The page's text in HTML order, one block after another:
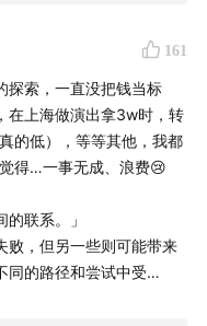
161
探索，一直没把钱当标
在上海做演出拿3w时，转
的低），等等其他，我都
得…一事无成、浪费😢
联系。」
败，但另一些则可能带来
同的路径和尝试中受